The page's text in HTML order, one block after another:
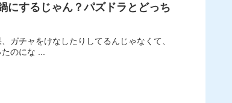
にするじゃん？パズドラとどっち
りだったのにな ...